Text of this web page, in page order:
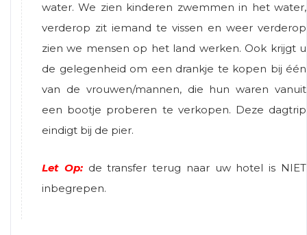
water. We zien kinderen zwemmen in het water,
verderop zit iemand te vissen en weer verderop
zien we mensen op het land werken. Ook krijgt u
de gelegenheid om een drankje te kopen bij één
van de vrouwen/mannen, die hun waren vanuit
een bootje proberen te verkopen. Deze dagtrip
eindigt bij de pier.
Let Op:de transfer terug naar uw hotel is NIET
inbegrepen.